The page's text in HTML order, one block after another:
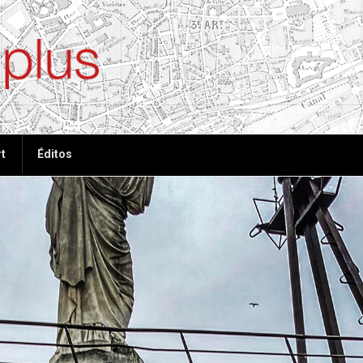
plus de tout
Éditos